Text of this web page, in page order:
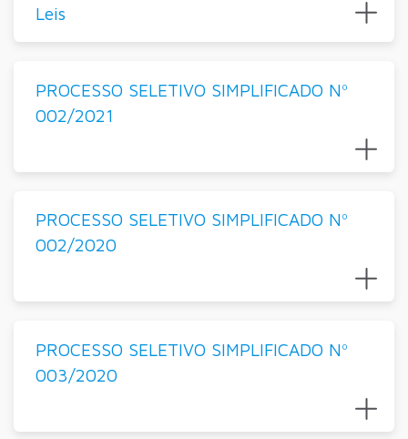
Leis
PROCESSO SELETIVO SIMPLIFICADO Nº
002/2021
PROCESSO SELETIVO SIMPLIFICADO Nº
002/2020
PROCESSO SELETIVO SIMPLIFICADO Nº
003/2020